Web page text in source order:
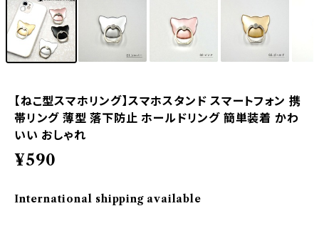
【ねこ型スマホリング】スマホスタンド スマートフォン 携
帯リング 薄型 落下防止 ホールドリング 簡単装着 かわ
いい おしゃれ
¥590
International shipping available